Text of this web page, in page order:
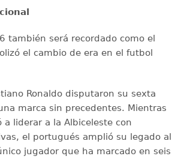
también será recordado como el
el cambio de era en el futbol
Ronaldo disputaron su sexta
marca sin precedentes. Mientras
liderar a la Albiceleste con
el portugués amplió su legado al
jugador que ha marcado en seis